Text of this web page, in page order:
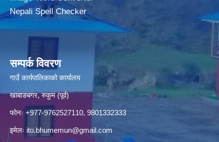
Nepali Spell Checker
सम्पर्क विवरण
गाउँ कार्यपालिकाको कार्यालय
खाबाङबगर, रुकुम (पूर्व)
फोनः +977-9762527110, 9801332333
इमेलः ito.bhumemun@gmail.com